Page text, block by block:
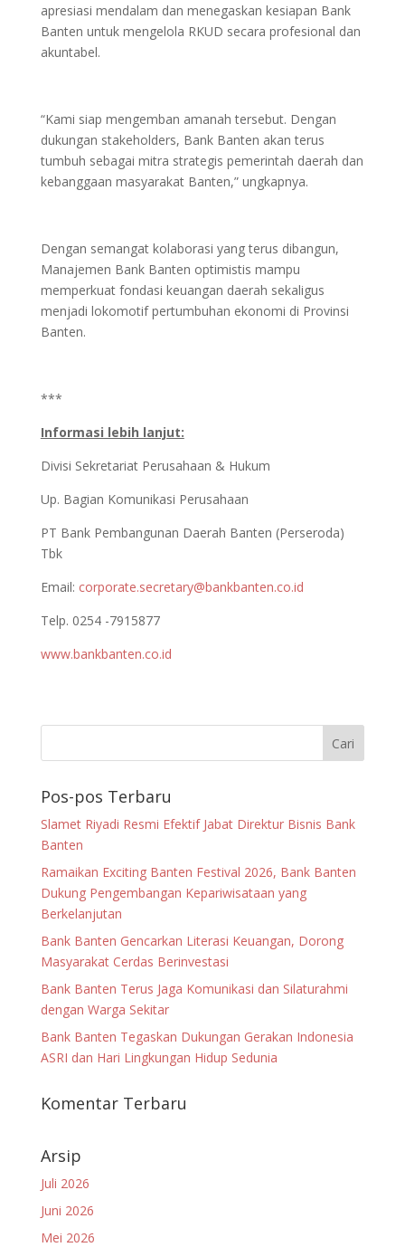
apresiasi mendalam dan menegaskan kesiapan Bank
Banten untuk mengelola RKUD secara profesional dan
akuntabel.
“Kami siap mengemban amanah tersebut. Dengan
dukungan stakeholders, Bank Banten akan terus
tumbuh sebagai mitra strategis pemerintah daerah dan
kebanggaan masyarakat Banten,” ungkapnya.
Dengan semangat kolaborasi yang terus dibangun,
Manajemen Bank Banten optimistis mampu
memperkuat fondasi keuangan daerah sekaligus
menjadi lokomotif pertumbuhan ekonomi di Provinsi
Banten.
***
Informasi lebih lanjut:
Divisi Sekretariat Perusahaan & Hukum
Up. Bagian Komunikasi Perusahaan
PT Bank Pembangunan Daerah Banten (Perseroda)
Tbk
Email: corporate.secretary@bankbanten.co.id
Telp. 0254 -7915877
www.bankbanten.co.id
Pos-pos Terbaru
Slamet Riyadi Resmi Efektif Jabat Direktur Bisnis Bank
Banten
Ramaikan Exciting Banten Festival 2026, Bank Banten
Dukung Pengembangan Kepariwisataan yang
Berkelanjutan
Bank Banten Gencarkan Literasi Keuangan, Dorong
Masyarakat Cerdas Berinvestasi
Bank Banten Terus Jaga Komunikasi dan Silaturahmi
dengan Warga Sekitar
Bank Banten Tegaskan Dukungan Gerakan Indonesia
ASRI dan Hari Lingkungan Hidup Sedunia
Komentar Terbaru
Arsip
Juli 2026
Juni 2026
Mei 2026